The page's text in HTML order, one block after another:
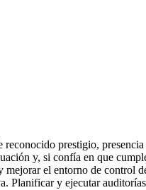
prestigio,
y, si confía en que
el entorno de
y ejecutar